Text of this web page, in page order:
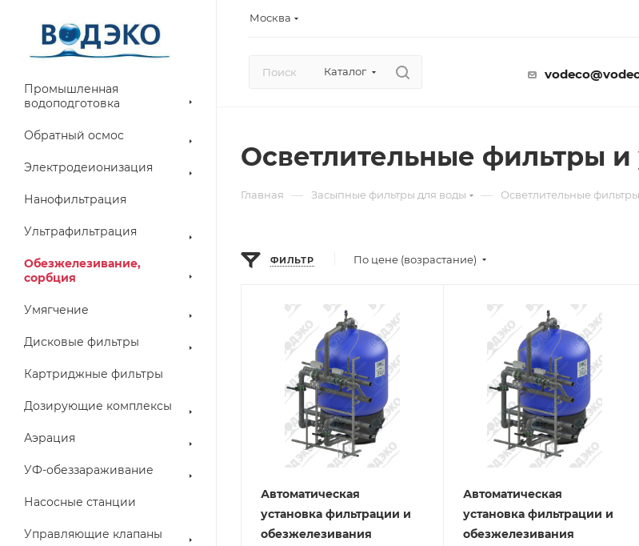
Москва
Каталог
Промышленная
водоподготовка
Обратный осмос
Электродеионизация
Нанофильтрация
Ультрафильтрация
Обезжелезивание,
сорбция
Умягчение
Дисковые фильтры
Картриджные фильтры
Дозирующие комплексы
Аэрация
УФ-обеззараживание
Насосные станции
Управляющие клапаны
Осветлительные фильтры и
Главная — Засыпные фильтры для воды — Осветлительные
ФИЛЬТР По цене (возрастание)
Автоматическая
установка фильтрации и
обезжелезивания
Автоматическая
установка фильтрации и
обезжелезивания